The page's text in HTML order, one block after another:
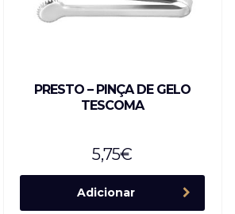
PRESTO – PINÇA DE GELO
TESCOMA
5,75€
Adicionar